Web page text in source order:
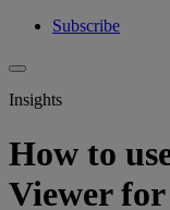
Subscribe
Insights
How to
Viewer